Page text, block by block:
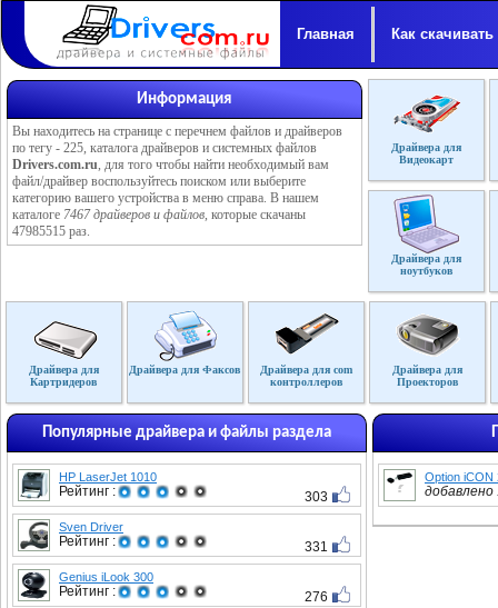
Главная Как скачивать
Информация
Вы находитесь на странице с перечнем файлов и драйверов
по тегу - 225, каталога драйверов и системных файлов
Drivers.com.ru, для того чтобы найти необходимый вам
файл/драйвер воспользуйтесь поиском или выберите
категорию вашего устройства в меню справа. В нашем
каталоге 7467 драйверов и файлов, которые скачаны
47985515 раз.
Драйвера для
Видеокарт
Драйвера для
ноутбуков
Драйвера для
Картридеров
Драйвера для Факсов
Драйвера для com
контроллеров
Драйвера для
Проекторов
Популярные драйвера и файлы раздела
HP LaserJet 1010
Рейтинг : 303
Sven Driver
Рейтинг : 331
Genius iLook 300
Рейтинг : 276
Option iCON
добавлено